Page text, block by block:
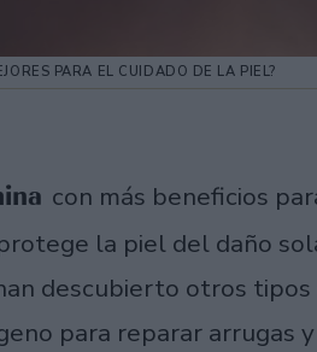
PARA EL CUIDADO DE LA PIEL?
con más beneficios
la piel del daño
descubierto otros
para reparar arrugas